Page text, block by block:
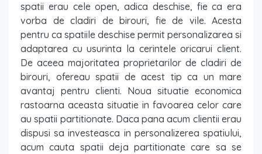
spatii erau cele open, adica deschise, fie ca era
vorba de cladiri de birouri, fie de vile. Acesta
pentru ca spatiile deschise permit personalizarea si
adaptarea cu usurinta la cerintele oricarui client.
De aceea majoritatea proprietarilor de cladiri de
birouri, ofereau spatii de acest tip ca un mare
avantaj pentru clienti. Noua situatie economica
rastoarna aceasta situatie in favoarea celor care
au spatii partitionate. Daca pana acum clientii erau
dispusi sa investeasca in personalizerea spatiului,
acum cauta spatii deja partitionate care sa se